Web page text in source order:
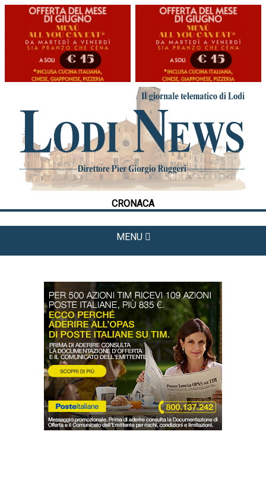
CRONACA
MENU
HOME
CRONACA
POLITICA
LA FOTO
METEO
CULTURA
DAL TERRITORIO
OROSCOPO
LA PIAZZA
ANIMALI
OCCHIO ALLA TRUFFA
NECROLOGI